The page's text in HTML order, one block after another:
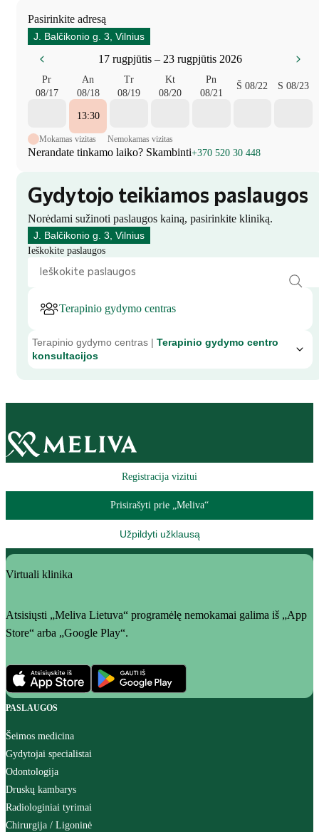
Pasirinkite adresą
J. Balčikonio g. 3, Vilnius
17 rugpjūtis – 23 rugpjūtis 2026
Pr
08/17
An
08/18
Tr
08/19
Kt
08/20
Pn
08/21
Š 08/22 S 08/23
13:30
Mokamas vizitas Nemokamas vizitas
Nerandate tinkamo laiko? Skambinti+370 520 30 448
Gydytojo teikiamos paslaugos
Norėdami sužinoti paslaugos kainą, pasirinkite kliniką.
J. Balčikonio g. 3, Vilnius
Ieškokite paslaugos
Terapinio gydymo centras
Terapinio gydymo centras | Terapinio gydymo centro
konsultacijos
Registracija vizitui
Prisirašyti prie „Meliva“
Užpildyti užklausą
Virtuali klinika
Atsisiųsti „Meliva Lietuva“ programėlę nemokamai galima iš „App
Store“ arba „Google Play“.
PASLAUGOS
Šeimos medicina
Gydytojai specialistai
Odontologija
Druskų kambarys
Radiologiniai tyrimai
Chirurgija / Ligoninė